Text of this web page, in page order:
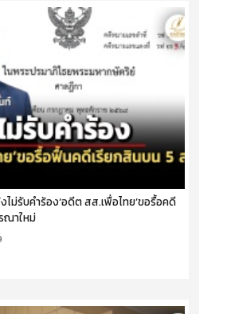
ไม่รับคำร้อง‘อดีต สส.เพื่อไทย’ขอรื้อคดี
ณาใหม่